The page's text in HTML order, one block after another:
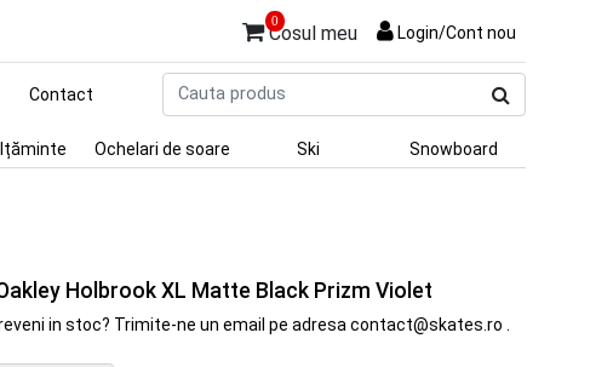
0
Cosul meu Login/Cont nou
produs
Contact
Ochelari de soare Ski Snowboard
Holbrook XL Matte Black Prizm Violet
in stoc? Trimite-ne un email pe adresa contact@skates.ro .